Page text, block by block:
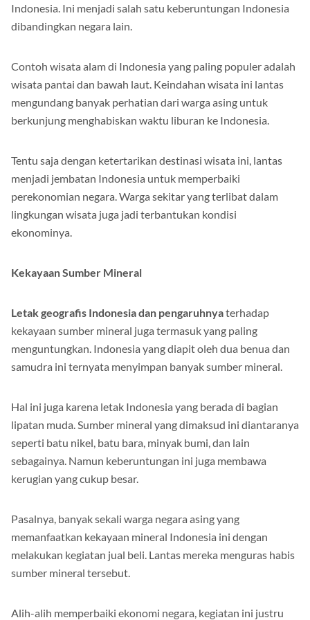
Indonesia. Ini menjadi salah satu keberuntungan Indonesia
dibandingkan negara lain.
Contoh wisata alam di Indonesia yang paling populer adalah
wisata pantai dan bawah laut. Keindahan wisata ini lantas
mengundang banyak perhatian dari warga asing untuk
berkunjung menghabiskan waktu liburan ke Indonesia.
Tentu saja dengan ketertarikan destinasi wisata ini, lantas
menjadi jembatan Indonesia untuk memperbaiki
perekonomian negara. Warga sekitar yang terlibat dalam
lingkungan wisata juga jadi terbantukan kondisi
ekonominya.
Kekayaan Sumber Mineral
Letak geografis Indonesia dan pengaruhnyaterhadap
kekayaan sumber mineral juga termasuk yang paling
menguntungkan. Indonesia yang diapit oleh dua benua dan
samudra ini ternyata menyimpan banyak sumber mineral.
Hal ini juga karena letak Indonesia yang berada di bagian
lipatan muda. Sumber mineral yang dimaksud ini diantaranya
seperti batu nikel, batu bara, minyak bumi, dan lain
sebagainya. Namun keberuntungan ini juga membawa
kerugian yang cukup besar.
Pasalnya, banyak sekali warga negara asing yang
memanfaatkan kekayaan mineral Indonesia ini dengan
melakukan kegiatan jual beli. Lantas mereka menguras habis
sumber mineral tersebut.
Alih-alih memperbaiki ekonomi negara, kegiatan ini justru